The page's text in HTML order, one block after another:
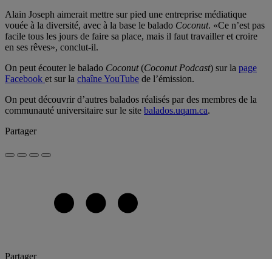
Alain Joseph aimerait mettre sur pied une entreprise médiatique
vouée à la diversité, avec à la base le balado Coconut. «Ce n’est pas
facile tous les jours de faire sa place, mais il faut travailler et croire
en ses rêves», conclut-il.
On peut écouter le balado Coconut(Coconut Podcast) sur la page
Facebook et sur la chaîne YouTube de l’émission.
On peut découvrir d’autres balados réalisés par des membres de la
communauté universitaire sur le site balados.uqam.ca.
Partager
Partager